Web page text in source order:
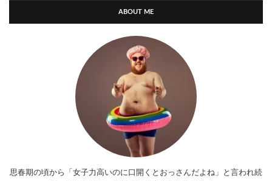
ABOUT ME
思春期の頃から「女子力高いのに口開くとおっさんだよね」と言われ続